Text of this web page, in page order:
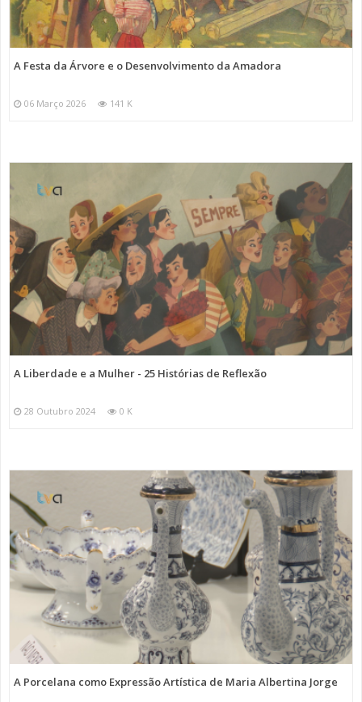
A Festa da Árvore e o Desenvolvimento da Amadora
06 Março 2026 141 K
A Liberdade e a Mulher - 25 Histórias de Reflexão
28 Outubro 2024 0 K
A Porcelana como Expressão Artística de Maria Albertina Jorge